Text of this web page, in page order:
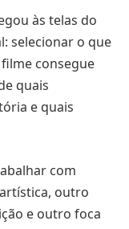
às telas do
selecionar o que
consegue
quais
e quais
com
outro
e outro foca